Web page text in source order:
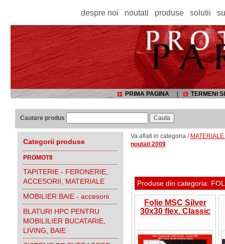
despre noi noutati produse solutii
PRIMA PAGINA TERMENI
Cautare produs
Categorii produse
PROMOTII
TAPITERIE - FERONERIE,
ACCESORII, MATERIALE
MOBILIER BAIE - accesorii
BLATURI HPC PENTRU
MOBILILIER BUCATARIE,
LIVING, BAIE
Va aflati in categoria /
noutati 2009
Produse din categoria:
Folie MSC Silver
30x30 flex. Classic